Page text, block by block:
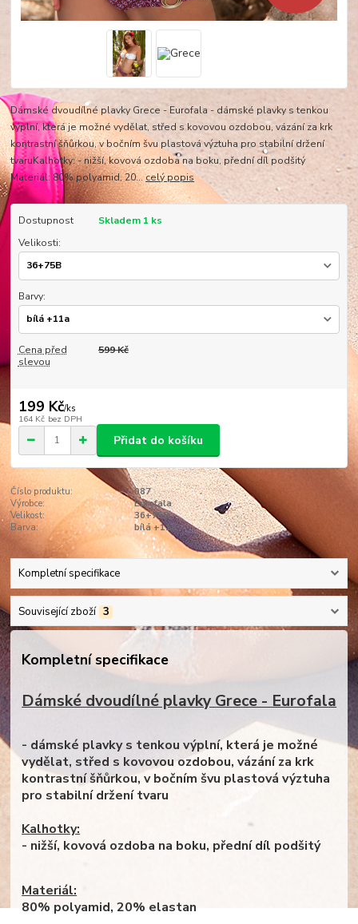
Dámské dvoudílné plavky Grece - Eurofala - dámské plavky s tenkou
výplní, která je možné vydělat, střed s kovovou ozdobou, vázání za krk
kontrastní šňůrkou, v bočním švu plastová výztuha pro stabilní držení
tvaruKalhotky: - nižší, kovová ozdoba na boku, přední díl podšitý
Materiál: 80% polyamid, 20...celý popis
Dostupnost
Skladem 1 ks
Velikosti:
Barvy:
Cena před
slevou
599 Kč
199 Kč/ks
164 Kč bez DPH
Přidat do košíku
Číslo produktu:
087
Výrobce:
Eurofala
Velikost:
36+75B
Barva:
bílá +11a
Kompletní specifikace
Související zboží 3
Kompletní specifikace
Dámské dvoudílné plavky Grece - Eurofala
- dámské plavky s tenkou výplní, která je možné
vydělat, střed s kovovou ozdobou, vázání za krk
kontrastní šňůrkou, v bočním švu plastová výztuha
pro stabilní držení tvaru
Kalhotky:
- nižší, kovová ozdoba na boku, přední díl podšitý
Materiál:
80% polyamid, 20% elastan